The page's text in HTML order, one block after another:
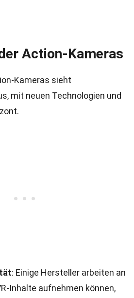
Action-Kameras
Kameras sieht
mit neuen Technologien und
: Einige Hersteller arbeiten an
Inhalte aufnehmen können,